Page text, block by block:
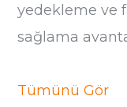
yedekleme ve
sağlama
Tümünü Gör